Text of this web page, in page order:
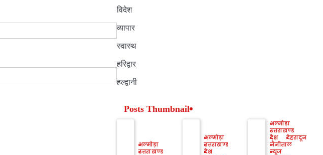
विदेश
व्यापार
स्वास्थ
हरिद्वार
हल्द्वानी
Posts Thumbnail
अल्मोड़ा
उत्तराखण्ड
अल्मोड़ा
उत्तराखण्ड
देश
अल्मोड़ा
उत्तराखण्ड
देश
देहरादून
नैनीताल
न्यूज